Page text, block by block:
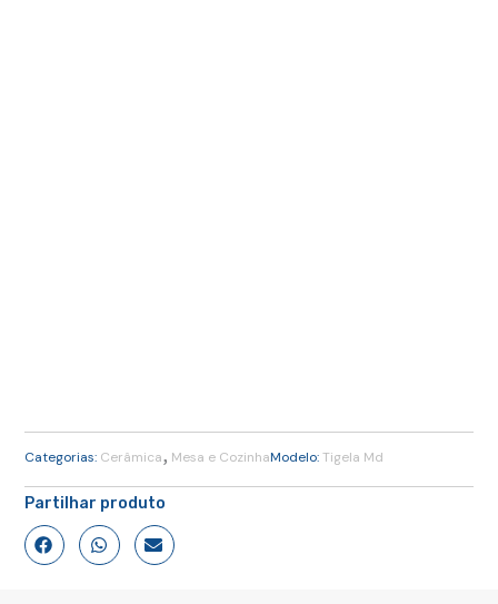
Categorias: Cerâmica, Mesa e CozinhaModelo:Tigela Md
Partilhar produto